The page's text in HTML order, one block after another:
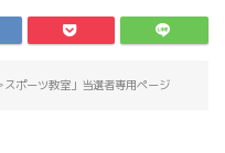
ポーツ教室」当選者専用ページ